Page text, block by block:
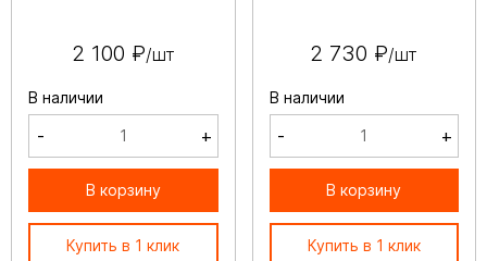
2 100 ₽/шт
В наличии
- +
В корзину
Купить в 1 клик
2 730 ₽/шт
В наличии
- +
В корзину
Купить в 1 клик